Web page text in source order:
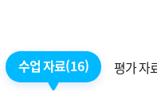
수업 자료(16) 평가 자